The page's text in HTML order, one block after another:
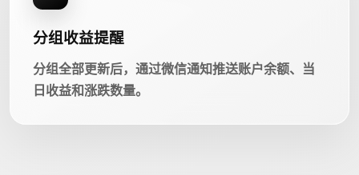
分组收益提醒
分组全部更新后，通过微信通知推送账户余额、当
日收益和涨跌数量。